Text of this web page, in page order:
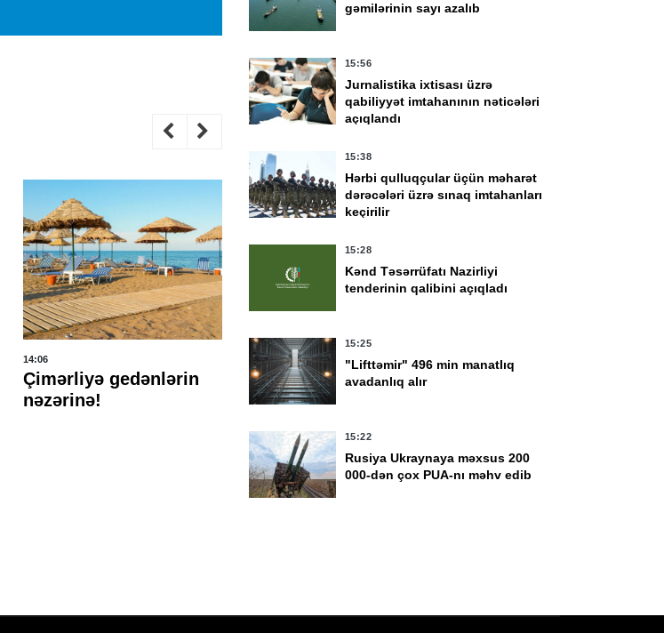
14:06
Çimərliyə gedənlərin
nəzərinə!
13:02
Media və Yayım
Şurasının strukturu
12:48
Sabah 39 dərəcə isti
gəmilərinin sayı azalıb
15:56
Jurnalistika ixtisası üzrə
qabiliyyət imtahanının nəticələri
açıqlandı
15:38
Hərbi qulluqçular üçün məharət
dərəcələri üzrə sınaq imtahanları
keçirilir
15:28
Kənd Təsərrüfatı Nazirliyi
tenderinin qalibini açıqladı
15:25
"Lifttəmir" 496 min manatlıq
avadanlıq alır
15:22
Rusiya Ukraynaya məxsus 200
000-dən çox PUA-nı məhv edib